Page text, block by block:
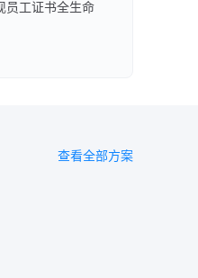
员工证书全生命
查看全部方案